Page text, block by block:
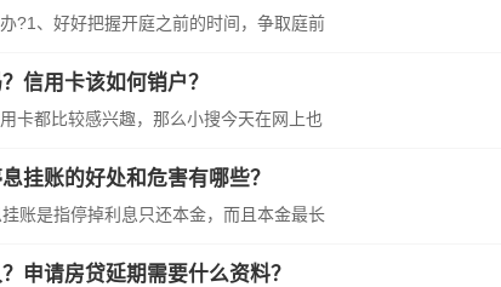
?1、好好把握开庭之前的时间，争取庭前
信用卡该如何销户？
卡都比较感兴趣，那么小搜今天在网上也
挂账的好处和危害有哪些？
账是指停掉利息只还本金，而且本金最长
申请房贷延期需要什么资料？